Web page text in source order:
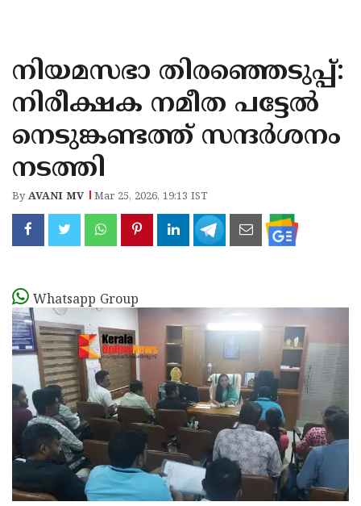
KANNUR
KASARAGOD
നിയമസഭാ തിരഞ്ഞെടുപ്പ്:
നിരീക്ഷക നമീത പട്ടേൽ
നെടുങ്കണ്ടത്ത് സന്ദർശനം
നടത്തി
ByAVANI MV Mar 25, 2026, 19:13 IST
Whatsapp Group